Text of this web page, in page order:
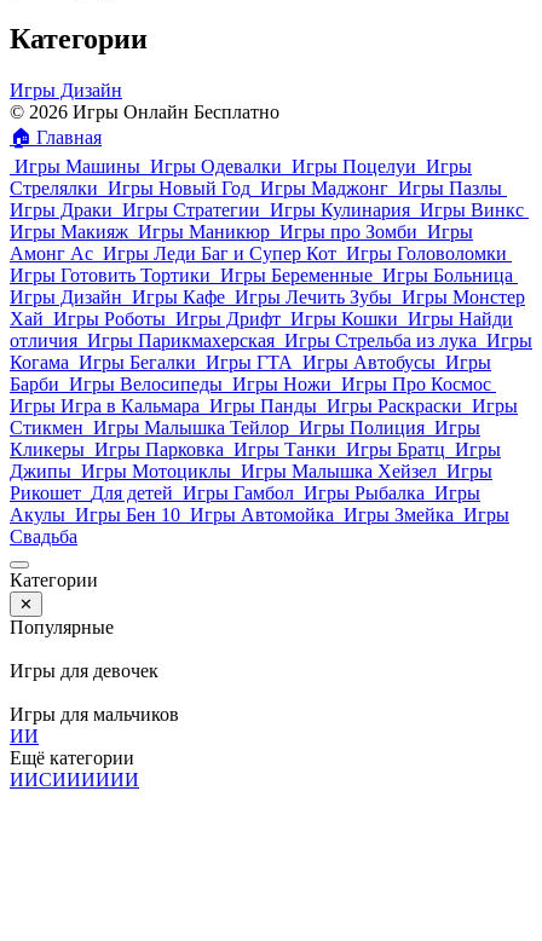
Категории
Игры Дизайн
© 2026 Игры Онлайн Бесплатно
🏠 Главная
Игры Машины Игры Одевалки Игры Поцелуи Игры
Стрелялки Игры Новый Год Игры Маджонг Игры Пазлы
Игры Драки Игры Стратегии Игры Кулинария Игры Винкс
Игры Макияж Игры Маникюр Игры про Зомби Игры
Амонг Ас Игры Леди Баг и Супер Кот Игры Головоломки
Игры Готовить Тортики Игры Беременные Игры Больница
Игры Дизайн Игры Кафе Игры Лечить Зубы Игры Монстер
Хай Игры Роботы Игры Дрифт Игры Кошки Игры Найди
отличия Игры Парикмахерская Игры Стрельба из лука Игры
Когама Игры Бегалки Игры ГТА Игры Автобусы Игры
Барби Игры Велосипеды Игры Ножи Игры Про Космос
Игры Игра в Кальмара Игры Панды Игры Раскраски Игры
Стикмен Игры Малышка Тейлор Игры Полиция Игры
Кликеры Игры Парковка Игры Танки Игры Братц Игры
Джипы Игры Мотоциклы Игры Малышка Хейзел Игры
Рикошет Для детей Игры Гамбол Игры Рыбалка Игры
Акулы Игры Бен 10 Игры Автомойка Игры Змейка Игры
Свадьба
Категории
✕
Популярные
Игры для девочек
Игры для мальчиков
ИИ
Ещё категории
ИИСИИИИИИ